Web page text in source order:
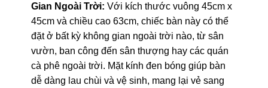
Gian Ngoài Trời: Với kích thước vuông 45cm x
45cm và chiều cao 63cm, chiếc bàn này có thể
đặt ở bất kỳ không gian ngoài trời nào, từ sân
vườn, ban công đến sân thượng hay các quán
cà phê ngoài trời. Mặt kính đen bóng giúp bàn
dễ dàng lau chùi và vệ sinh, mang lại vẻ sang